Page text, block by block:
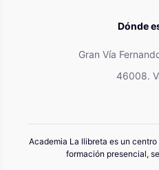
Dónde
Gran Vía
46008.
Academia La llibreta es un
formación presencial,